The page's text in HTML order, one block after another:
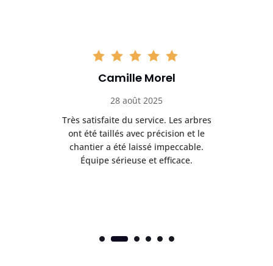
Camille Morel
28 août 2025
Très satisfaite du service. Les arbres
ont été taillés avec précision et le
chantier a été laissé impeccable.
Équipe sérieuse et efficace.